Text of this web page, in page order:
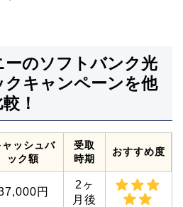
のソフトバンク光
キャンペーンを他
！
ャッシュバ
ック額
受取
時期
おすすめ度
円
2ヶ
月後